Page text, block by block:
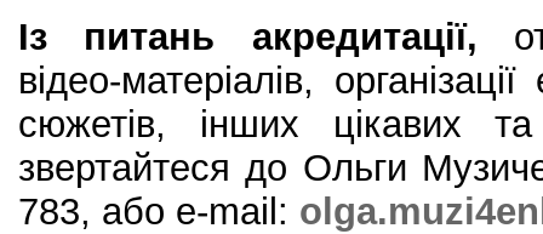
Із питань акредитації,
відео-матеріалів,
сюжетів, інших цікавих та
звертайтеся до Ольги
783, або е-mail: